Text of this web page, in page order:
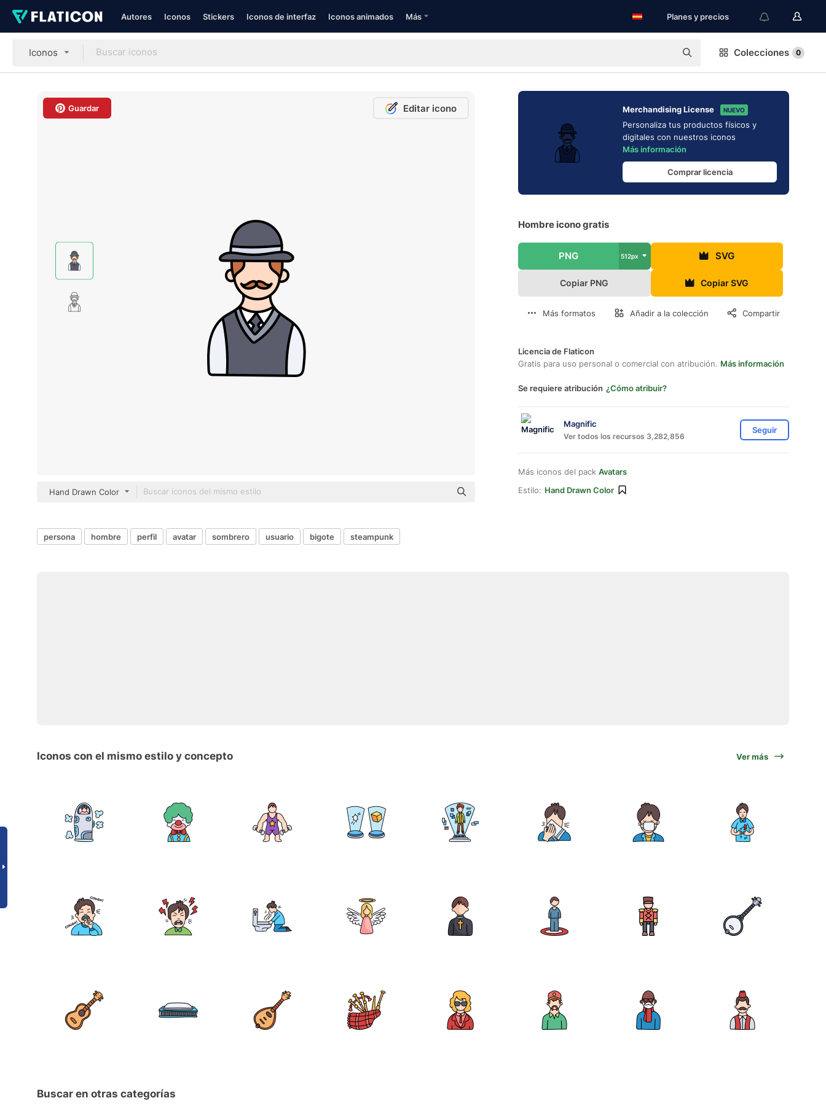
Autores Iconos Stickers Iconos de interfaz Iconos animados Más Planes y precios
Iconos Colecciones 0
Guardar Editar icono
Hand Drawn Color
Merchandising License NUEVO
Personaliza tus productos físicos y
digitales con nuestros iconos
Más información
Comprar licencia
Hombre icono gratis
PNG 512px SVG
Copiar PNG Copiar SVG
Más formatos Añadir a la colección Compartir
Licencia de Flaticon
Gratis para uso personal o comercial con atribución. Más información
Se requiere atribución ¿Cómo atribuir?
Magnific
Ver todos los recursos 3,282,856
Seguir
Más iconos del pack Avatars
Estilo: Hand Drawn Color
persona hombre perfil avatar sombrero usuario bigote steampunk
Iconos con el mismo estilo y concepto Ver más
Buscar en otras categorías